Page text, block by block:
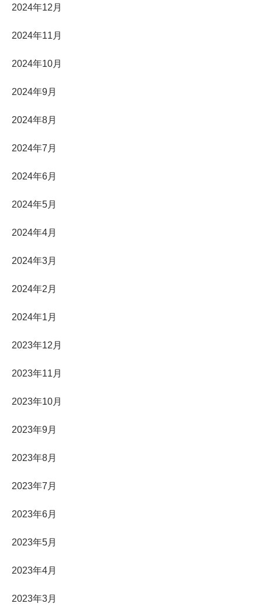
2024年12月
2024年11月
2024年10月
2024年9月
2024年8月
2024年7月
2024年6月
2024年5月
2024年4月
2024年3月
2024年2月
2024年1月
2023年12月
2023年11月
2023年10月
2023年9月
2023年8月
2023年7月
2023年6月
2023年5月
2023年4月
2023年3月